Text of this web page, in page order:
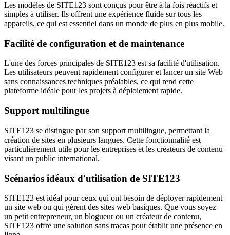
Les modèles de SITE123 sont conçus pour être à la fois réactifs et
simples à utiliser. Ils offrent une expérience fluide sur tous les
appareils, ce qui est essentiel dans un monde de plus en plus mobile.
Facilité de configuration et de maintenance
L'une des forces principales de SITE123 est sa facilité d'utilisation.
Les utilisateurs peuvent rapidement configurer et lancer un site Web
sans connaissances techniques préalables, ce qui rend cette
plateforme idéale pour les projets à déploiement rapide.
Support multilingue
SITE123 se distingue par son support multilingue, permettant la
création de sites en plusieurs langues. Cette fonctionnalité est
particulièrement utile pour les entreprises et les créateurs de contenu
visant un public international.
Scénarios idéaux d'utilisation de SITE123
SITE123 est idéal pour ceux qui ont besoin de déployer rapidement
un site web ou qui gèrent des sites web basiques. Que vous soyez
un petit entrepreneur, un blogueur ou un créateur de contenu,
SITE123 offre une solution sans tracas pour établir une présence en